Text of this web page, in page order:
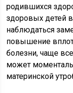
родившихся
здоровых детей
наблюдаться
повышение
болезни, чаще
может
материнской